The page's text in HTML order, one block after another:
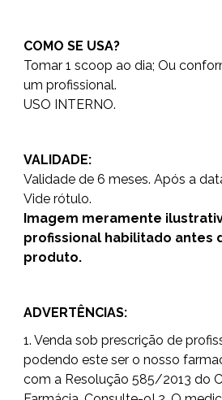
COMO SE USA?
Tomar 1 scoop ao dia; Ou
um profissional.
USO INTERNO.
VALIDADE:
Validade de 6 meses. Após a
Vide rótulo.
Imagem meramente
profissional habilitado antes
produto.
ADVERTÊNCIAS:
1. Venda sob prescrição de
podendo este ser o nosso
com a Resolução 585/2013 do